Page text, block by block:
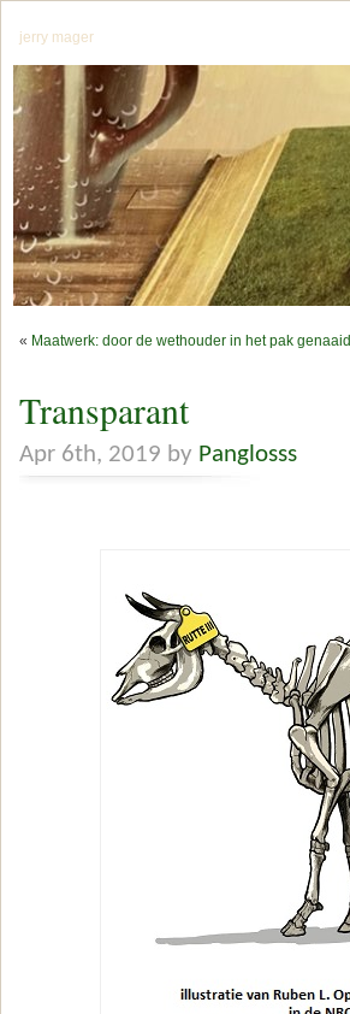
jerry mager
« Maatwerk: door de wethouder in het pak genaaid
Transparant
Apr 6th, 2019 by Panglosss